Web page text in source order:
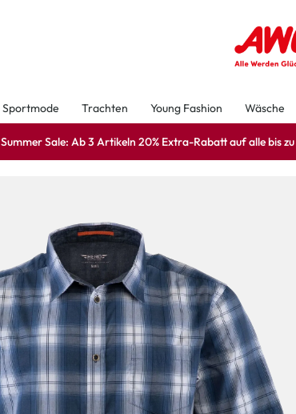
Sportmode Trachten Young Fashion Wäsche
Sale: Ab 3 Artikeln 20% Extra-Rabatt auf alle bis zu